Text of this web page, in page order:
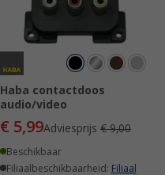
Haba contactdoos
audio/video
€ 5,99Adviesprijs € 9,00
Beschikbaar
Filiaalbeschikbaarheid: Filiaal